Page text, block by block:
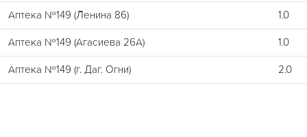
Аптека №149 (Ленина 86) 1.0
Аптека №149 (Агасиева 26А) 1.0
Аптека №149 (г. Даг. Огни) 2.0